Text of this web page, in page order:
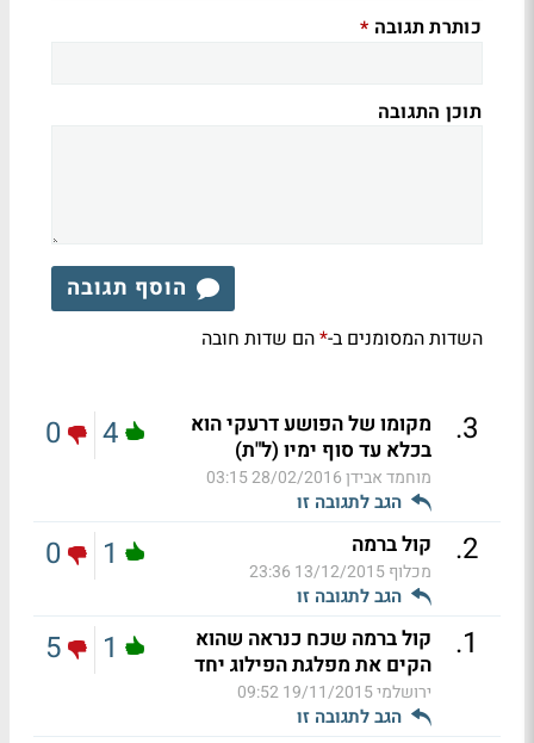
כותרת תגובה *
תוכן התגובה
הוסף תגובה
השדות המסומנים ב-*הם שדות חובה
3
.
מקומו של הפושע דרעקי הוא
בכלא עד סוף ימיו (ל"ת)
מוחמד אבידן28/02/2016 03:15
הגב לתגובה זו
4
0
2
. קול ברמה
מכלוף13/12/2015 23:36
הגב לתגובה זו
1
0
1
.
קול ברמה שכח כנראה שהוא
הקים את מפלגת הפילוג יחד
ירושלמי19/11/2015 09:52
הגב לתגובה זו
1
5